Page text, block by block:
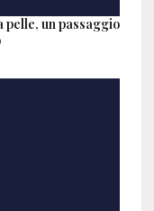
pelle, un passaggio